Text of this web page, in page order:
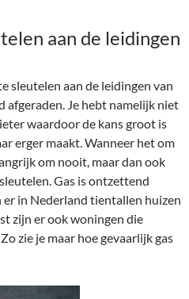
aan de leidingen
sleutelen aan de leidingen van
afgeraden. Je hebt namelijk niet
waardoor de kans groot is
erger maakt. Wanneer het om
om nooit, maar dan ook
Gas is ontzettend
in Nederland tientallen huizen
zijn er ook woningen die
zie je maar hoe gevaarlijk gas